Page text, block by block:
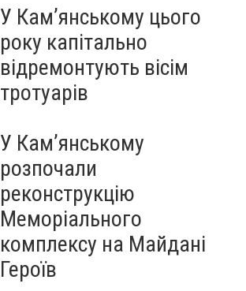
У Кам’янському цього
року капітально
відремонтують вісім
тротуарів
У Кам’янському
розпочали
реконструкцію
Меморіального
комплексу на Майдані
Героїв